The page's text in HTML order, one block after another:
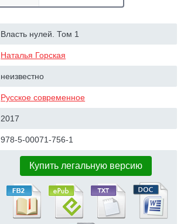
Власть нулей. Том 1
Наталья Горская
неизвестно
Русское современное
2017
978-5-00071-756-1
Купить легальную версию